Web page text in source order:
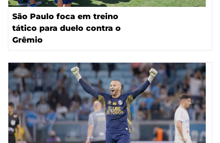
São Paulo foca em treino
tático para duelo contra o
Grêmio